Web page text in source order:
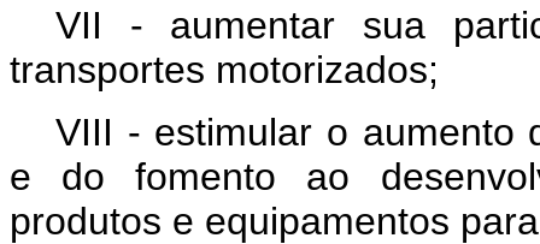
VII - aumentar sua
transportes motorizados;
VIII - estimular o aumento
e do fomento ao
produtos e equipamentos